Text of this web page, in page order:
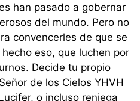
han pasado a gobernar
del mundo. Pero no
convencerles de que se
eso, que luchen por
Decide tu propio
de los Cielos YHVH
o incluso reniega